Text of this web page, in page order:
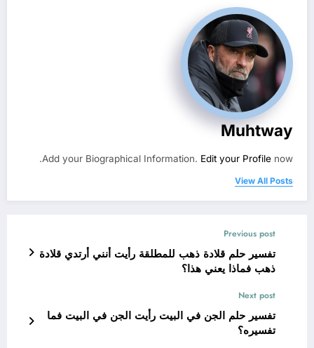
Muhtway
Add your Biographical Information. Edit your Profile now.
View All Posts
Previous post
تفسير حلم قلادة ذهب للمطلقة رأيت أنني أرتدي قلادة
ذهب فماذا يعني هذا؟
Next post
تفسير حلم الجن في البيت رأيت الجن في البيت فما
تفسيره؟